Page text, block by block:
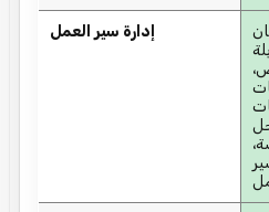
إدارة سير العمل